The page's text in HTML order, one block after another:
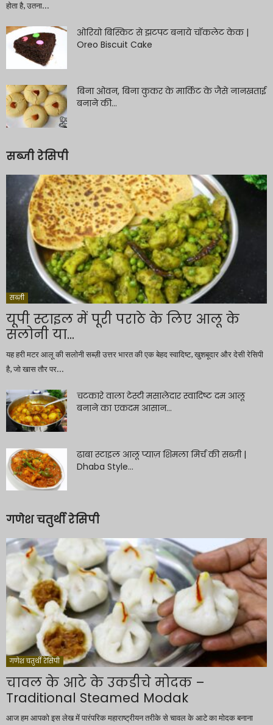
होता है, उतना...
ओरियो बिस्किट से झटपट बनाये चॉकलेट केक |
Oreo Biscuit Cake
बिना ओवन, बिना कुकर के मार्किट के जैसे नानखताई
बनाने की...
सब्जी रेसिपी
सब्ज़ी
यूपी स्टाइल में पूरी पराठे के लिए आलू के
सलोनी या...
यह हरी मटर आलू की सलोनी सब्ज़ी उत्तर भारत की एक बेहद स्वादिष्ट, खुशबूदार और देसी रेसिपी
है, जो खास तौर पर...
चटकारे वाला टेस्टी मसालेदार स्वादिष्ट दम आलू
बनाने का एकदम आसान...
ढाबा स्टाइल आलू प्याज़ शिमला मिर्च की सब्ज़ी |
Dhaba Style...
गणेश चतुर्थी रेसिपी
गणेश चतुर्थी रेसिपी
चावल के आटे के उकडीचे मोदक –
Traditional Steamed Modak
आज हम आपको इस लेख में पारंपरिक महाराष्ट्रीयन तरीके से चावल के आटे का मोदक बनाना